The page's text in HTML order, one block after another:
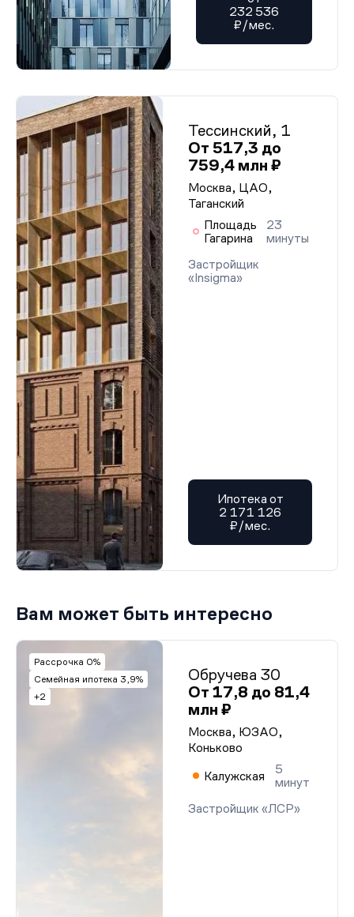
232 536
₽/мес.
Тессинский, 1
От 517,3 до
759,4 млн ₽
Москва, ЦАО,
Таганский
Площадь
Гагарина
23
минуты
Застройщик
«Insigma»
Ипотека от
2 171 126
₽/мес.
Вам может быть интересно
Рассрочка 0%
Семейная ипотека 3,9%
+2
Обручева 30
От 17,8 до 81,4
млн ₽
Москва, ЮЗАО,
Коньково
Калужская
5
минут
Застройщик «ЛСР»